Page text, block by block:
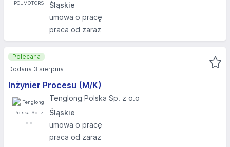
Śląskie
umowa o pracę
praca od zaraz
Inżynier Procesu (M/K)
Tenglong Polska Sp. z o.o
Śląskie
umowa o pracę
praca od zaraz
Polecana
Dodana 3 sierpnia